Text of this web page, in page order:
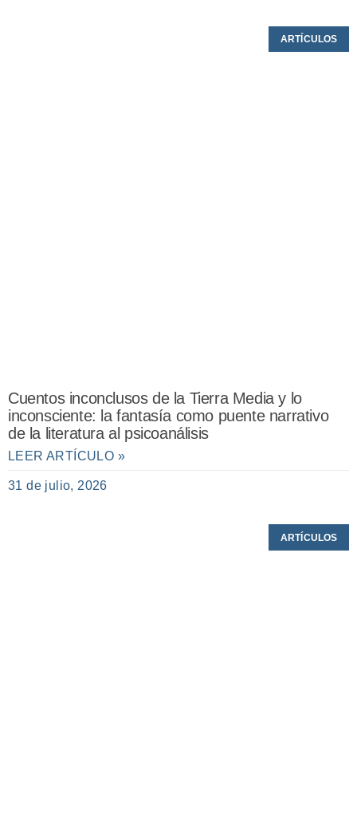
ARTÍCULOS
Cuentos inconclusos de la Tierra Media y lo
inconsciente: la fantasía como puente narrativo
de la literatura al psicoanálisis
LEER ARTÍCULO »
31 de julio, 2026
ARTÍCULOS